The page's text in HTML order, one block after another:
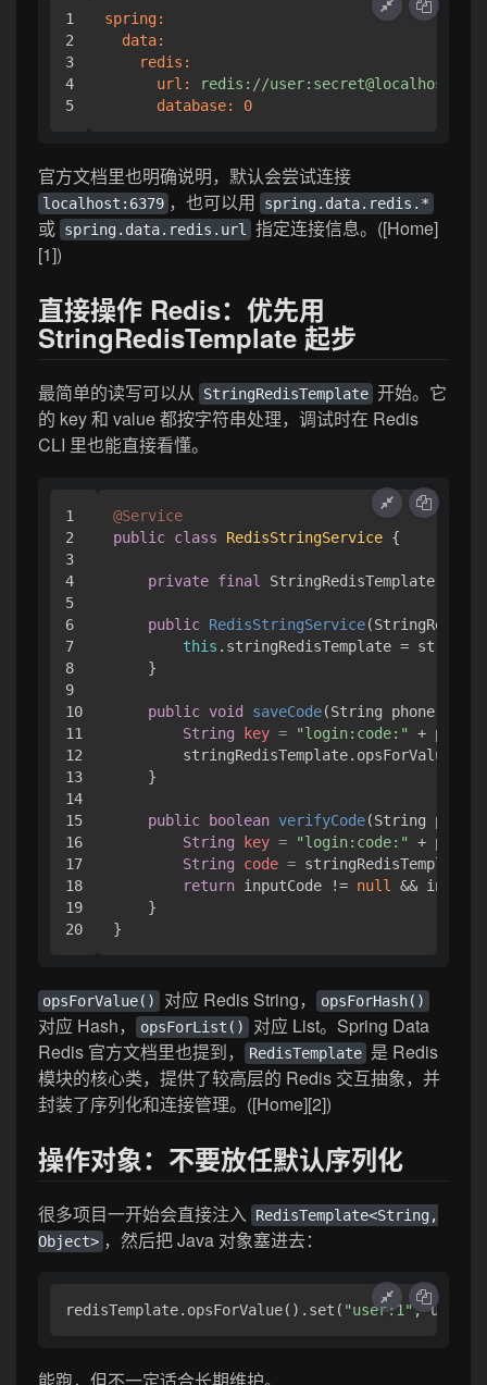
1
2
3
4
spring:
data:
redis:
url:
redis://
database:
0
官方文档里也明确说明，默认会尝试连接
localhost:6379 ，也可以用 spring.data.redis.*
或 spring.data.redis.url
指定连接信息。([Home]
[1])
直接操作 Redis：优先用
StringRedisTemplate 起步
最简单的读写可以从 StringRedisTemplate 开始。它
的 key 和 value 都按字符串处理，调试时在 Redis
CLI 里也能直接看懂。
1
2
3
4
5
6
7
8
9
10
11
12
13
14
15
16
17
18
19
@Service
public class RedisStringService {
private final StringRedisTemplate
public RedisStringService
this .stringRedisTemplate =
    }
public void saveCode(String phone,
String
key = "login:code:"
+ phone;
    }
public boolean verifyCode(String
String
key = "login:code:"
+ phone;
String
code =
return inputCode != null
&&
    }
opsForValue() 对应 Redis String， opsForHash()
对应 Hash， opsForList()
对应 List。Spring Data
Redis 官方文档里也提到，
RedisTemplate 是 Redis
模块的核心类，提供了较高层的 Redis 交互抽象，并
封装了序列化和连接管理。([Home][2])
操作对象：不要放任默认序列化
很多项目一开始会直接注入
RedisTemplate<String,
Object> ，然后把 Java 对象塞进去：
redisTemplate.opsForValue().set( "user:1"